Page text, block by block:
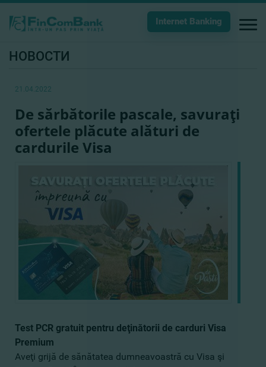
Internet Banking
НОВОСТИ
21.04.2022
De sărbătorile pascale, savuraţi
ofertele plăcute alături de
cardurile Visa
Test PCR gratuit pentru deţinătorii de carduri Visa
Premium
Aveţi grijă de sănătatea dumneavoastră cu Visa şi